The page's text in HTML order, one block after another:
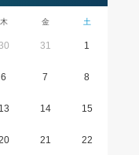
木 金 土
31 1
6 7 8
13 14 15
21 22